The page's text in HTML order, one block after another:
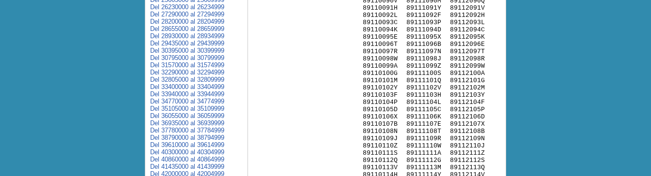
89110091H
89110092L
89110093C
89110094K
89110095E
89110096T
89110097R
89110098W
89110099A
89110100G
89110101M
89110102Y
89110103F
89110104P
89110105D
89110106X
89110107B
89110108N
89110109J
89110110Z
89110111S
89110112Q
89110113V
89111091Y
89111092F
89111093P
89111094D
89111095X
89111096B
89111097N
89111098J
89111099Z
89111100S
89111101Q
89111102V
89111103H
89111104L
89111105C
89111106K
89111107E
89111108T
89111109R
89111110W
89111111A
89111112G
89111113M
89112091V
89112092H
89112093L
89112094C
89112095K
89112096E
89112097T
89112098R
89112099W
89112100A
89112101G
89112102M
89112103Y
89112104F
89112105P
89112106D
89112107X
89112108B
89112109N
89112110J
89112111Z
89112112S
89112113Q
Del 26230000 al 26234999
Del 27290000 al 27294999
Del 28200000 al 28204999
Del 28655000 al 28659999
Del 28930000 al 28934999
Del 29435000 al 29439999
Del 30395000 al 30399999
Del 30795000 al 30799999
Del 31570000 al 31574999
Del 32290000 al 32294999
Del 32805000 al 32809999
Del 33400000 al 33404999
Del 33940000 al 33944999
Del 34770000 al 34774999
Del 35105000 al 35109999
Del 36055000 al 36059999
Del 36935000 al 36939999
Del 37780000 al 37784999
Del 38790000 al 38794999
Del 39610000 al 39614999
Del 40300000 al 40304999
Del 40860000 al 40864999
Del 41435000 al 41439999
Del 42000000 al 42004999